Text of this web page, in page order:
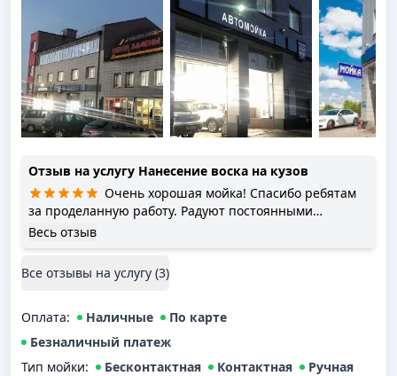
Отзыв на услугу Нанесение воска на кузов
Очень хорошая мойка! Спасибо ребятам
за проделанную работу. Радуют постоянными
бонусами и скидками. Есть накопительная система.
преимущества, даже покажут наглядный пример.
твёрдый воск. Работой осталась довольна.
Обязательно приеду ещё!
Весь отзыв
Все отзывы на услугу (3)
Оплата: Наличные
По карте
Безналичный платеж
Тип мойки: Бесконтактная Контактная
Ручная